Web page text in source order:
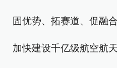
固优势、拓赛道、促融合
加快建设千亿级航空航